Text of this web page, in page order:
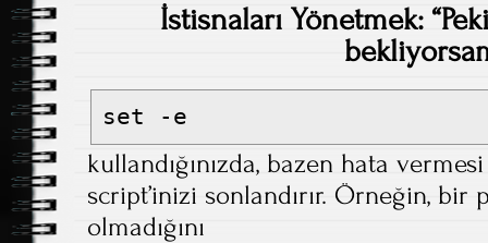
İstisnaları Yönetmek:
set -e
kullandığınızda, bazen hata
script’inizi sonlandırır. Örneğin, bir
olmadığını